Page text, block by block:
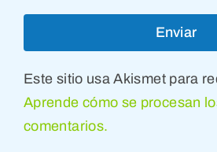
Este sitio usa Akismet para
Aprende cómo se procesan
comentarios.